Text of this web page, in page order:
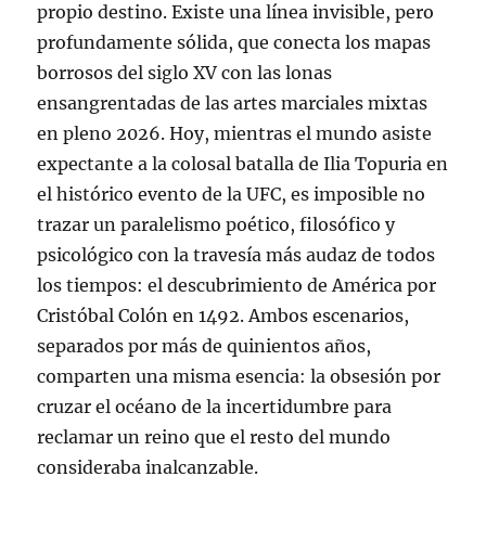
propio destino. Existe una línea invisible, pero
profundamente sólida, que conecta los mapas
borrosos del siglo XV con las lonas
ensangrentadas de las artes marciales mixtas
en pleno 2026. Hoy, mientras el mundo asiste
expectante a la colosal batalla de Ilia Topuria en
el histórico evento de la UFC, es imposible no
trazar un paralelismo poético, filosófico y
psicológico con la travesía más audaz de todos
los tiempos: el descubrimiento de América por
Cristóbal Colón en 1492. Ambos escenarios,
separados por más de quinientos años,
comparten una misma esencia: la obsesión por
cruzar el océano de la incertidumbre para
reclamar un reino que el resto del mundo
consideraba inalcanzable.